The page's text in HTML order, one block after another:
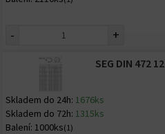
- +
SEG DIN 472 12
Skladem do 24h: 1676ks
Skladem do 72h: 1315ks
Balení: 1000ks(1)